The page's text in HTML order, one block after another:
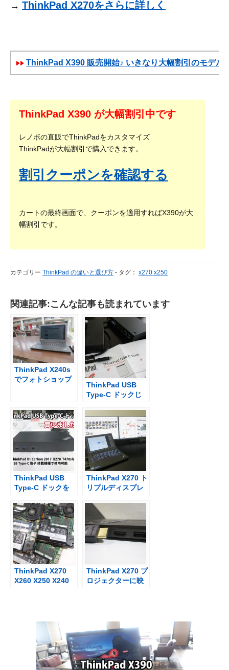
→ ThinkPad X270をさらに詳しく
ThinkPad X390 販売開始♪ いきなり大幅割引のモデル
ThinkPad X390 が大幅割引中です
レノボの直販でThinkPadをカスタマイズ
ThinkPadが大幅割引で購入できます。
割引クーポンを確認する
カートの最終画面で、クーポンを適用すればX390が大
幅割引です。
カテゴリー ThinkPad の違いと選び方 - タグ： x270 x250
関連記事:こんな記事も読まれています
ThinkPad X240s
でフォトショップ
ThinkPad USB
Type-C ドックじ
た
ThinkPad USB
Type-C ドックを
2017 X270 T470s
などで使用可能
ThinkPad X270 ト
リプルディスプレ
プ X1 Carbon
2017でも可能
ThinkPad X270
X260 X250 X240
ThinkPad X270 プ
ロジェクターに映